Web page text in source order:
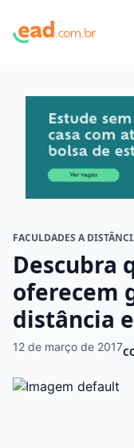
FACULDADES A
Descubra
oferecem
distância
12 de março de 2017